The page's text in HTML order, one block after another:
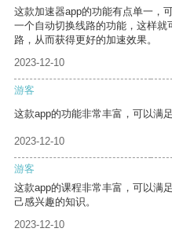
这款加速器app的功能有点单一，
一个自动切换线路的功能，这样
路，从而获得更好的加速效果。
2023-12-10
游客
这款app的功能非常丰富，可以满
2023-12-10
游客
这款app的课程非常丰富，可以满
己感兴趣的知识。
2023-12-10